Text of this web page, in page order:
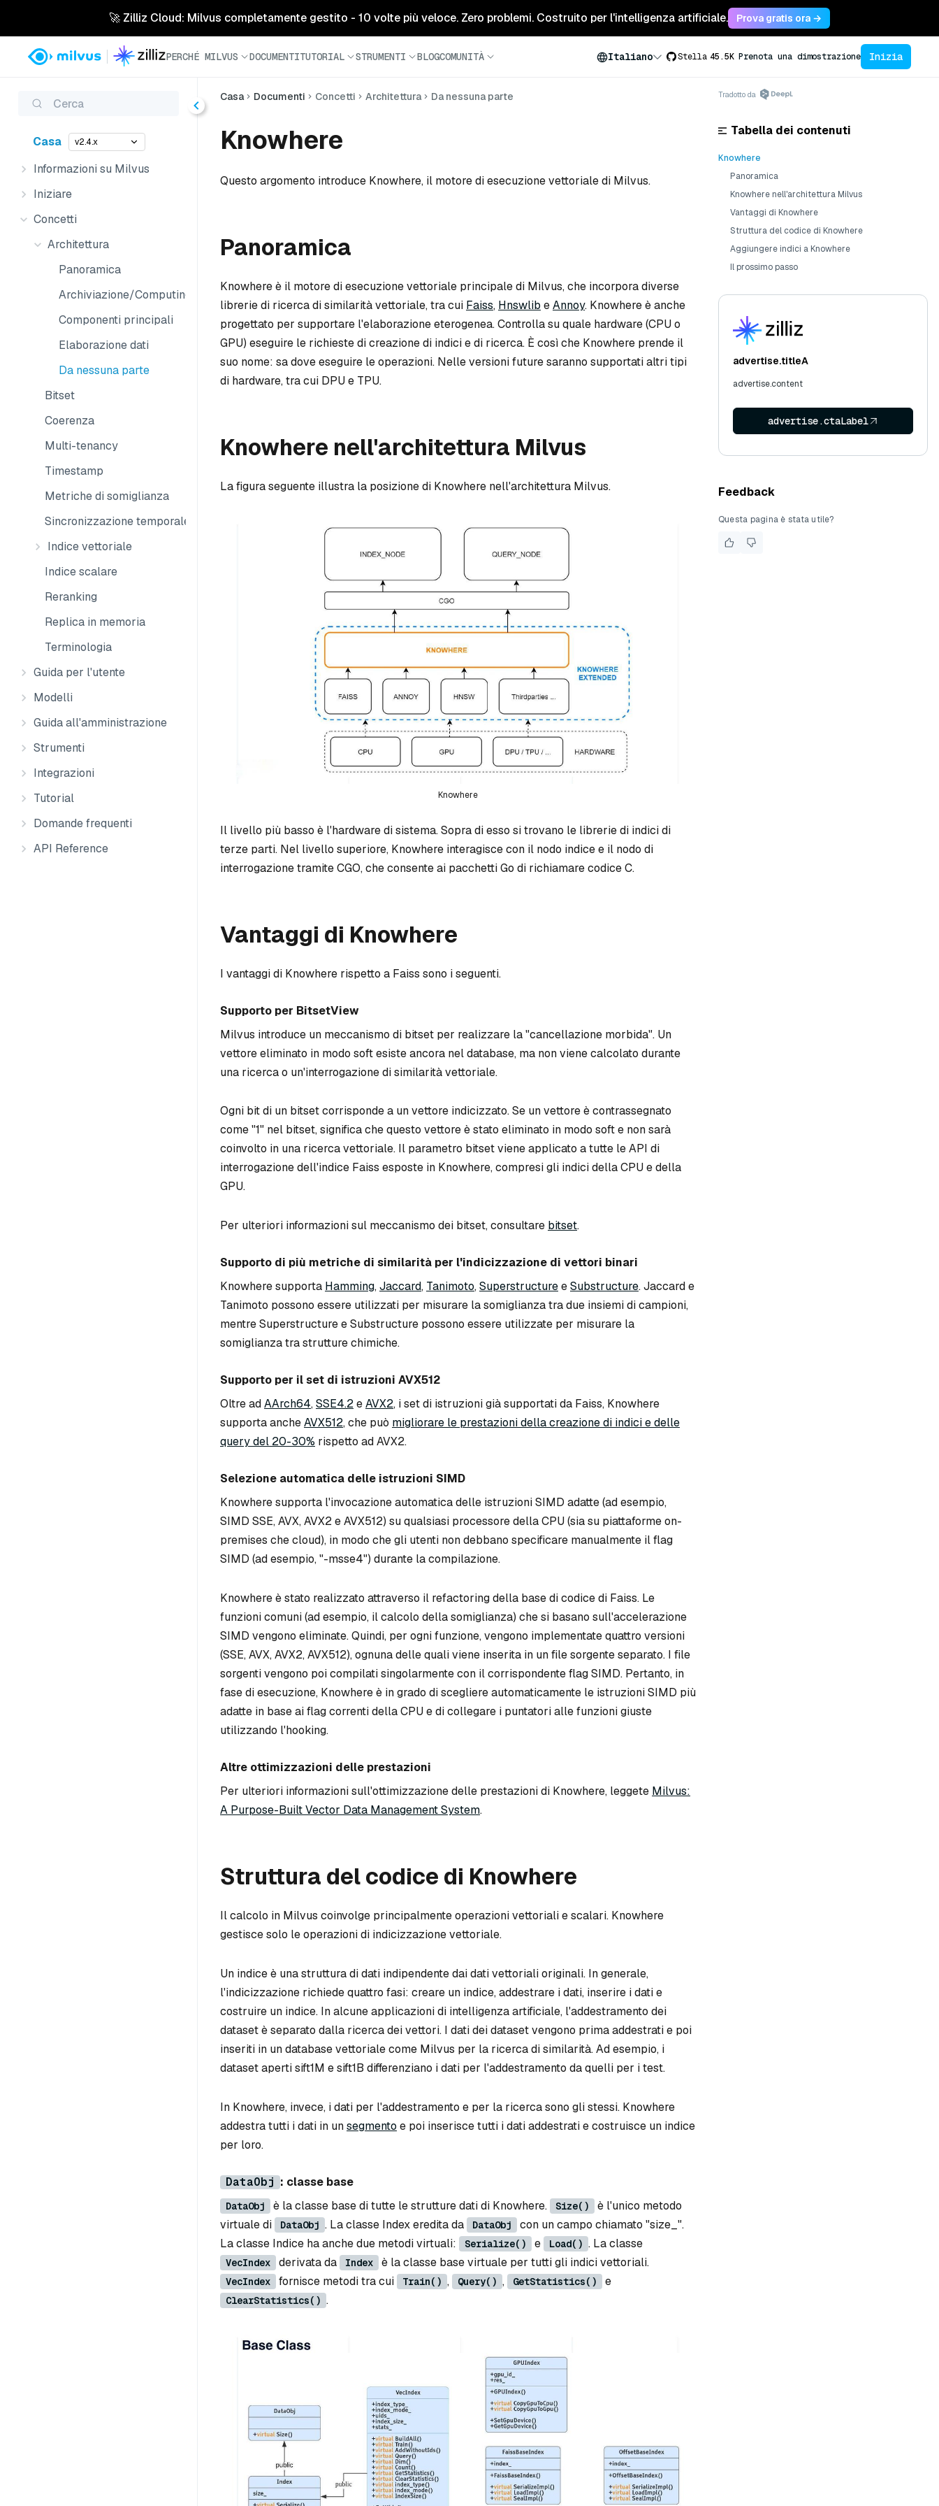
🚀 Zilliz Cloud: Milvus completamente gestito - 10 volte più veloce. Zero problemi. Costruito per l'intelligenza artificiale. Prova gratis ora →
PERCHÉ MILVUS DOCUMENTITUTORIAL STRUMENTI BLOGCOMUNITÀ Italiano Stella 45.5K Prenota una dimostrazione Inizia
Cerca
Casa v2.4.x
Informazioni su Milvus
Iniziare
Concetti
Architettura
Panoramica
Archiviazione/Computing
Componenti principali
Elaborazione dati
Da nessuna parte
Bitset
Coerenza
Multi-tenancy
Timestamp
Metriche di somiglianza
Sincronizzazione temporale
Indice vettoriale
Indice scalare
Reranking
Replica in memoria
Terminologia
Guida per l'utente
Modelli
Guida all'amministrazione
Strumenti
Integrazioni
Tutorial
Domande frequenti
API Reference
Casa Documenti Concetti Architettura Da nessuna parte
Knowhere
Questo argomento introduce Knowhere, il motore di esecuzione vettoriale di Milvus.
Panoramica
Knowhere è il motore di esecuzione vettoriale principale di Milvus, che incorpora diverse
librerie di ricerca di similarità vettoriale, tra cui Faiss, Hnswlib eAnnoy. Knowhere è anche
progettato per supportare l'elaborazione eterogenea. Controlla su quale hardware (CPU o
GPU) eseguire le richieste di creazione di indici e di ricerca. È così che Knowhere prende il
suo nome: sa dove eseguire le operazioni. Nelle versioni future saranno supportati altri tipi
di hardware, tra cui DPU e TPU.
Knowhere nell'architettura Milvus
La figura seguente illustra la posizione di Knowhere nell'architettura Milvus.
Knowhere
Il livello più basso è l'hardware di sistema. Sopra di esso si trovano le librerie di indici di
terze parti. Nel livello superiore, Knowhere interagisce con il nodo indice e il nodo di
interrogazione tramite CGO, che consente ai pacchetti Go di richiamare codice C.
Vantaggi di Knowhere
I vantaggi di Knowhere rispetto a Faiss sono i seguenti.
Supporto per BitsetView
Milvus introduce un meccanismo di bitset per realizzare la "cancellazione morbida". Un
vettore eliminato in modo soft esiste ancora nel database, ma non viene calcolato durante
una ricerca o un'interrogazione di similarità vettoriale.
Ogni bit di un bitset corrisponde a un vettore indicizzato. Se un vettore è contrassegnato
come "1" nel bitset, significa che questo vettore è stato eliminato in modo soft e non sarà
coinvolto in una ricerca vettoriale. Il parametro bitset viene applicato a tutte le API di
interrogazione dell'indice Faiss esposte in Knowhere, compresi gli indici della CPU e della
GPU.
Per ulteriori informazioni sul meccanismo dei bitset, consultare bitset.
Supporto di più metriche di similarità per l'indicizzazione di vettori binari
Knowhere supporta Hamming,Jaccard, Tanimoto,SuperstructureeSubstructure. Jaccard e
Tanimoto possono essere utilizzati per misurare la somiglianza tra due insiemi di campioni,
mentre Superstructure e Substructure possono essere utilizzate per misurare la
somiglianza tra strutture chimiche.
Supporto per il set di istruzioni AVX512
Oltre adAArch64,SSE4.2eAVX2, i set di istruzioni già supportati da Faiss, Knowhere
supporta ancheAVX512, che può migliorare le prestazioni della creazione di indici e delle
query del 20-30% rispetto ad AVX2.
Selezione automatica delle istruzioni SIMD
Knowhere supporta l'invocazione automatica delle istruzioni SIMD adatte (ad esempio,
SIMD SSE, AVX, AVX2 e AVX512) su qualsiasi processore della CPU (sia su piattaforme on-
premises che cloud), in modo che gli utenti non debbano specificare manualmente il flag
SIMD (ad esempio, "-msse4") durante la compilazione.
Knowhere è stato realizzato attraverso il refactoring della base di codice di Faiss. Le
funzioni comuni (ad esempio, il calcolo della somiglianza) che si basano sull'accelerazione
SIMD vengono eliminate. Quindi, per ogni funzione, vengono implementate quattro versioni
(SSE, AVX, AVX2, AVX512), ognuna delle quali viene inserita in un file sorgente separato. I file
sorgenti vengono poi compilati singolarmente con il corrispondente flag SIMD. Pertanto, in
fase di esecuzione, Knowhere è in grado di scegliere automaticamente le istruzioni SIMD più
adatte in base ai flag correnti della CPU e di collegare i puntatori alle funzioni giuste
utilizzando l'hooking.
Altre ottimizzazioni delle prestazioni
Per ulteriori informazioni sull'ottimizzazione delle prestazioni di Knowhere, leggete Milvus:
A Purpose-Built Vector Data Management System.
Struttura del codice di Knowhere
Il calcolo in Milvus coinvolge principalmente operazioni vettoriali e scalari. Knowhere
gestisce solo le operazioni di indicizzazione vettoriale.
Un indice è una struttura di dati indipendente dai dati vettoriali originali. In generale,
l'indicizzazione richiede quattro fasi: creare un indice, addestrare i dati, inserire i dati e
costruire un indice. In alcune applicazioni di intelligenza artificiale, l'addestramento dei
dataset è separato dalla ricerca dei vettori. I dati dei dataset vengono prima addestrati e poi
inseriti in un database vettoriale come Milvus per la ricerca di similarità. Ad esempio, i
dataset aperti sift1M e sift1B differenziano i dati per l'addestramento da quelli per i test.
In Knowhere, invece, i dati per l'addestramento e per la ricerca sono gli stessi. Knowhere
addestra tutti i dati in unsegmento e poi inserisce tutti i dati addestrati e costruisce un indice
per loro.
DataObj : classe base
DataObj è la classe base di tutte le strutture dati di Knowhere. Size()
è l'unico metodo
virtuale di
DataObj . La classe Index eredita da DataObj
con un campo chiamato "size_".
La classe Indice ha anche due metodi virtuali:
Serialize() e Load() . La classe
VecIndex derivata da Index è la classe base virtuale per tutti gli indici vettoriali.
VecIndex fornisce metodi tra cui Train() , Query() , GetStatistics() e
ClearStatistics() .
Tradotto da
Tabella dei contenuti
Knowhere
Panoramica
Knowhere nell'architettura Milvus
Vantaggi di Knowhere
Struttura del codice di Knowhere
Aggiungere indici a Knowhere
Il prossimo passo
advertise.titleA
advertise.content
advertise.ctaLabel
Feedback
Questa pagina è stata utile?